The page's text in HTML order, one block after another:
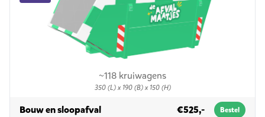
~118 kruiwagens
350 (L) x 190 (B) x 150 (H)
Bouw en sloopafvalin 10m³ €525,- Bestel